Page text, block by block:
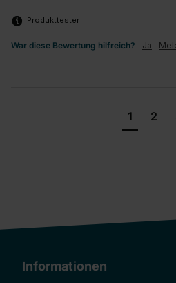
Produkttester
War diese Bewertung hilfreich? Ja
1 2
Informationen